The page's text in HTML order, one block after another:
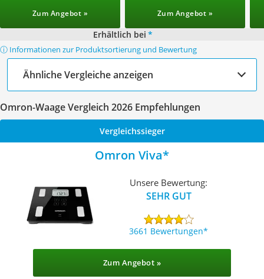
Zum Angebot » Zum Angebot »
Erhältlich bei *
ⓘ Informationen zur Produktsortierung und Bewertung
Ähnliche Vergleiche anzeigen
Omron-Waage Vergleich 2026 Empfehlungen
Vergleichssieger
Omron Viva
Unsere Bewertung:
SEHR GUT
3661 Bewertungen
Zum Angebot »